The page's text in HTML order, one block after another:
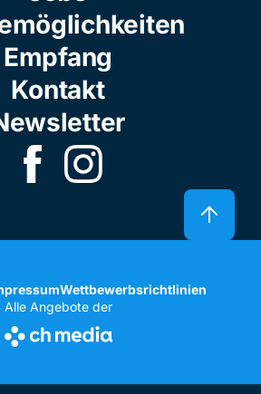
Empfang
Kontakt
Wettbewerbsrichtlinien
Alle Angebote der